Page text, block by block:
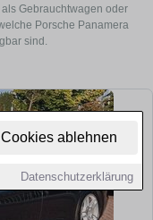
ablehnen
Datenschutzerklärung
Gebrauchtwagen oder
Porsche Panamera
sind.